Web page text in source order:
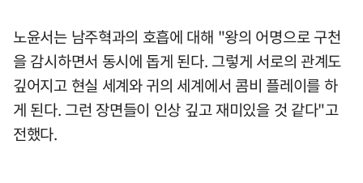
노윤서는 남주혁과의 호흡에 대해 "왕의 어명으로 구천
을 감시하면서 동시에 돕게 된다. 그렇게 서로의 관계도
깊어지고 현실 세계와 귀의 세계에서 콤비 플레이를 하
게 된다. 그런 장면들이 인상 깊고 재미있을 것 같다"고
전했다.